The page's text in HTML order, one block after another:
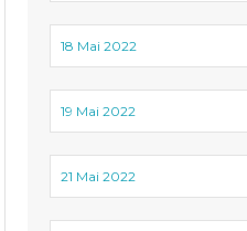
18 Mai 2022
19 Mai 2022
21 Mai 2022